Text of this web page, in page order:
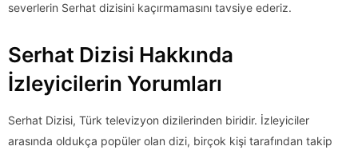
severlerin Serhat dizisini kaçırmamasını tavsiye ederiz.
Serhat Dizisi Hakkında
İzleyicilerin Yorumları
Serhat Dizisi, Türk televizyon dizilerinden biridir. İzleyiciler
arasında oldukça popüler olan dizi, birçok kişi tarafından takip